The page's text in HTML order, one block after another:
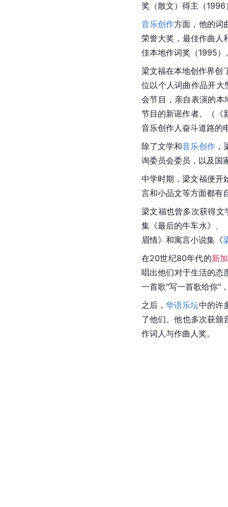
奖（散文）得主（1996
音乐创作方面，他的词
荣誉大奖，最佳作曲人
佳本地作词奖（1995）
梁文福在本地创作界创
位以个人词曲作品开大
会节目，亲自表演的本
节目的新谣作者。（《
音乐创作人奋斗道路的
除了文学和音乐创作，
询委员会委员，以及国
中学时期，梁文福便开
言和小品文等方面都有
梁文福也曾多次获得
集《最后的牛车水》、
眉情》和寓言小说集《
在20世纪80年代的新
唱出他们对于生活的态
一首歌"写一首歌给你"
之后，华语乐坛中的许
了他们。他也多次获颁
作词人与作曲人奖。